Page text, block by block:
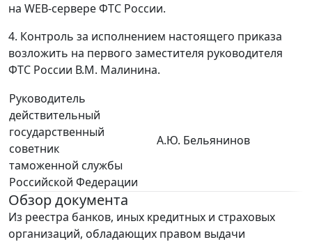
на WEB-сервере ФТС России.
4. Контроль за исполнением настоящего приказа
возложить на первого заместителя руководителя
ФТС России В.М. Малинина.
Руководитель
действительный
государственный
советник
таможенной службы
Российской Федерации
А.Ю. Бельянинов
Обзор документа
Из реестра банков, иных кредитных и страховых
организаций, обладающих правом выдачи